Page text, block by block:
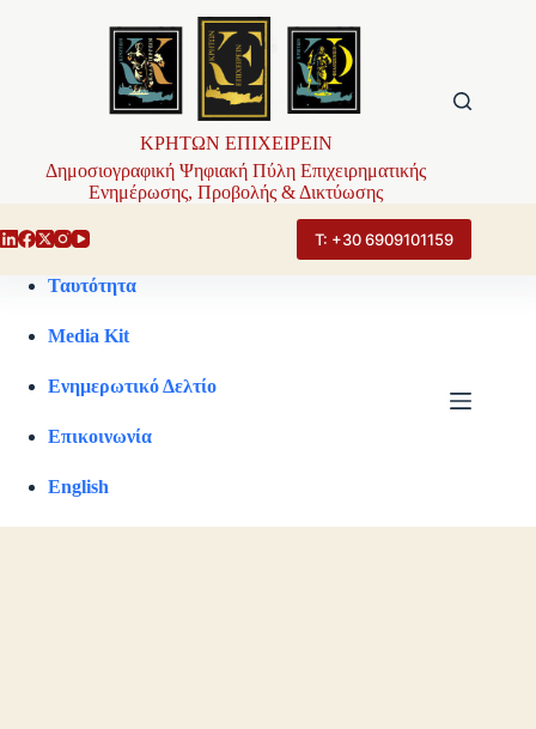
ΚΡΗΤΩΝ ΕΠΙΧΕΙΡΕΙΝ
Δημοσιογραφική Ψηφιακή Πύλη Επιχειρηματικής
Ενημέρωσης, Προβολής & Δικτύωσης
Τ: +30 6909101159
Ταυτότητα
Media Kit
Ενημερωτικό Δελτίο
Επικοινωνία
English